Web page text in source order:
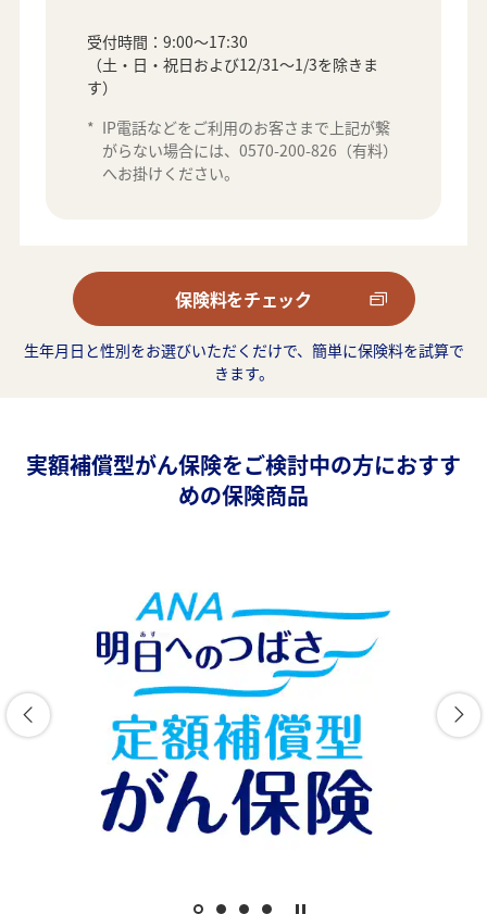
受付時間：9:00～17:30
（土・日・祝日および12/31～1/3を除きま
す）
* IP電話などをご利用のお客さまで上記が繋
がらない場合には、0570-200-826（有料）
へお掛けください。
保険料をチェック
生年月日と性別をお選びいただくだけで、簡単に保険料を試算で
きます。
実額補償型がん保険をご検討中の方におすす
めの保険商品